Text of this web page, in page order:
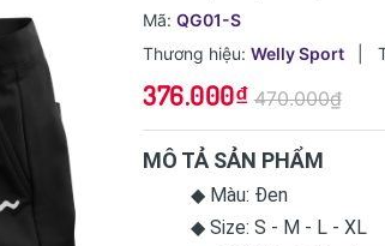
Mã:QG01-S
Thương hiệu: Welly Sport
376.000₫ 470.000₫
MÔ TẢ SẢN PHẨM
◆ Màu: Đen
◆ Size: S - M - L - XL